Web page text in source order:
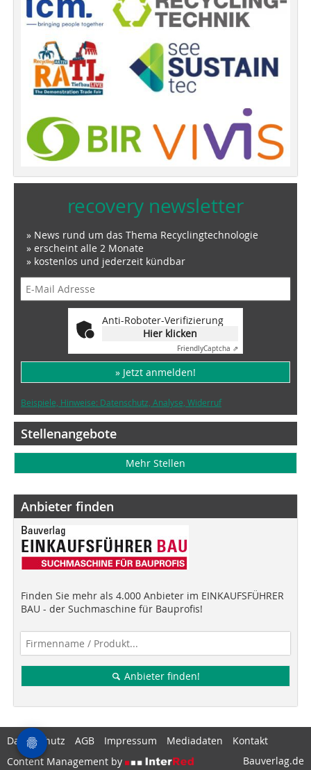
recovery newsletter
» News rund um das Thema Recyclingtechnologie
» erscheint alle 2 Monate
» kostenlos und jederzeit kündbar
Anti-Roboter-Verifizierung
Hier klicken
FriendlyCaptcha ⇗
» Jetzt anmelden!
Beispiele, Hinweise: Datenschutz, Analyse, Widerruf
Stellenangebote
Mehr Stellen
Anbieter finden
Finden Sie mehr als 4.000 Anbieter im EINKAUFSFÜHRER
BAU - der Suchmaschine für Bauprofis!
Anbieter finden!
Datenschutz AGB Impressum Mediadaten
Kontakt
Content Management by
Bauverlag.de